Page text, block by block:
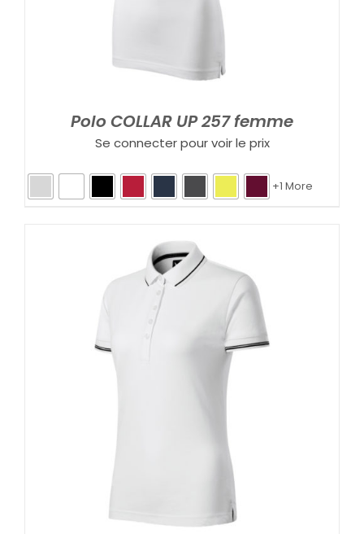
Polo COLLAR UP 257 femme
Se connecter pour voir le prix
+1 More